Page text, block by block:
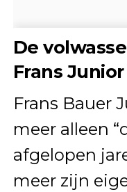
De
Frans Junior
Frans Bauer
meer alleen
afgelopen
meer zijn